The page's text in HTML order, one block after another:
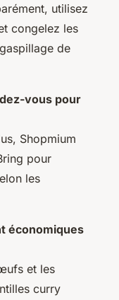
utilisez
congelez les
de
vous pour
Shopmium
pour
les
économiques
et les
curry